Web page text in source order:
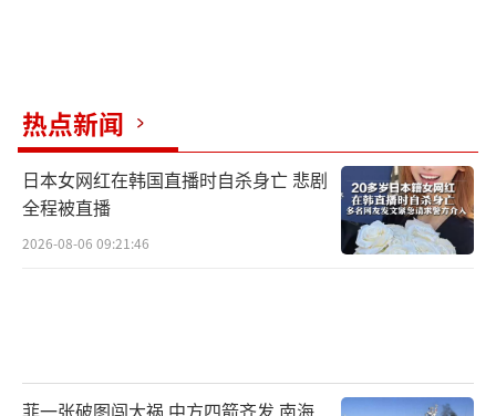
热点新闻
日本女网红在韩国直播时自杀身亡 悲剧
全程被直播
2026-08-06 09:21:46
菲一张破图闯大祸 中方四箭齐发 南海